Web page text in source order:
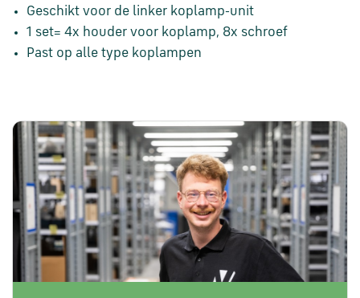
betalen
Retourinformatie
Klantenservice
Geschikt voor de linker koplamp-unit
1 set= 4x houder voor koplamp, 8x schroef
Past op alle type koplampen